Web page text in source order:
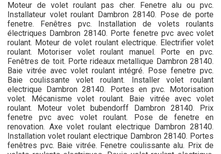
Moteur de volet roulant pas cher. Fenetre alu ou pvc.
Installateur volet roulant Dambron 28140. Pose de porte
fenetre. Fenêtres pvc. Installation de volets roulants
électriques Dambron 28140. Porte fenetre pvc avec volet
roulant. Moteur de volet roulant electrique. Electrifier volet
roulant. Motoriser volet roulant manuel. Porte en pvc.
Fenêtres de toit. Porte rideaux metallique Dambron 28140.
Baie vitrée avec volet roulant intégré. Pose fenetre pvc.
Baie coulissante volet roulant. Installer volet roulant
electrique Dambron 28140. Portes en pvc. Motorisation
volet. Mécanisme volet roulant. Baie vitrée avec volet
roulant. Moteur volet bubendorff Dambron 28140. Prix
fenetre pvc avec volet roulant. Pose de fenetre en
renovation. Axe volet roulant electrique Dambron 28140.
Installation volet roulant electrique Dambron 28140. Portes
fenêtres pvc. Baie vitrée. Fenetre coulissante alu. Prix de